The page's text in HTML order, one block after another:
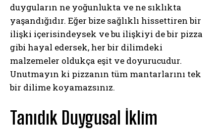
duyguların ne yoğunlukta ve ne sıklıkta
yaşandığıdır. Eğer bize sağlıklı hissettiren bir
ilişki içerisindeysek ve bu ilişkiyi de bir pizza
gibi hayal edersek, her bir dilimdeki
malzemeler oldukça eşit ve doyurucudur.
Unutmayın ki pizzanın tüm mantarlarını tek
bir dilime koyamazsınız.
Tanıdık Duygusal İklim